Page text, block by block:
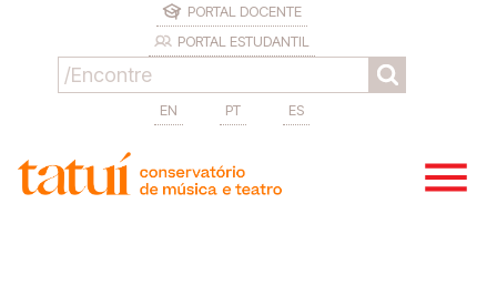
PORTAL DOCENTE
PORTAL ESTUDANTIL
EN PT ES